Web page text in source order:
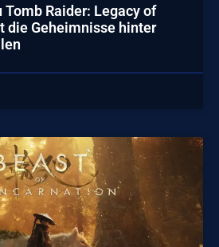
Tomb Raider: Legacy of
die Geheimnisse hinter